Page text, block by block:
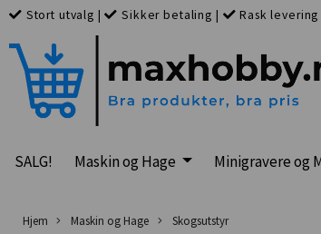
Stort utvalg | Sikker betaling | Rask levering
SALG! Maskin og Hage Minigravere og
Hjem Maskin og Hage Skogsutstyr